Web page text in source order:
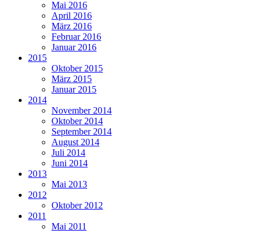
Mai 2016
April 2016
März 2016
Februar 2016
Januar 2016
2015
Oktober 2015
März 2015
Januar 2015
2014
November 2014
Oktober 2014
September 2014
August 2014
Juli 2014
Juni 2014
2013
Mai 2013
2012
Oktober 2012
2011
Mai 2011